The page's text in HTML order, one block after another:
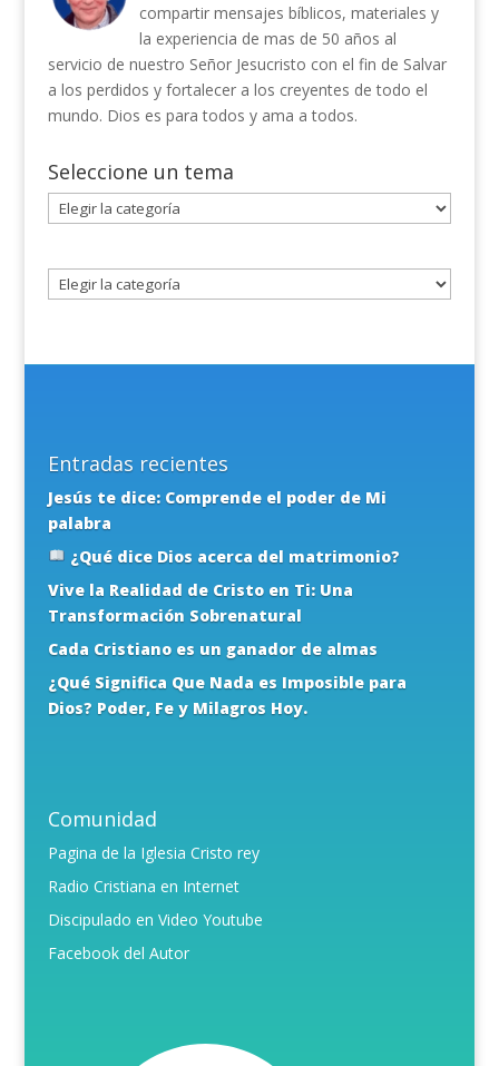
compartir mensajes bíblicos, materiales y
la experiencia de mas de 50 años al
servicio de nuestro Señor Jesucristo con el fin de Salvar
a los perdidos y fortalecer a los creyentes de todo el
mundo. Dios es para todos y ama a todos.
Seleccione un tema
Seleccione
un
Entradas recientes
Jesús te dice: Comprende el poder de Mi
palabra
¿Qué dice Dios acerca del matrimonio?
Vive la Realidad de Cristo en Ti: Una
Transformación Sobrenatural
Cada Cristiano es un ganador de almas
¿Qué Significa Que Nada es Imposible para
Dios? Poder, Fe y Milagros Hoy.
Comunidad
Pagina de la Iglesia Cristo rey
Radio Cristiana en Internet
Discipulado en Video Youtube
Facebook del Autor